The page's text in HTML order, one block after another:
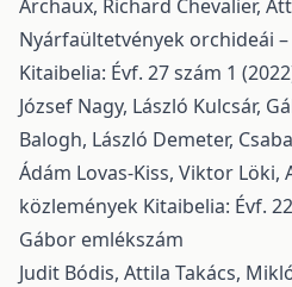
Archaux, Richard Chevalier,
Nyárfaültetvények orchideái
Kitaibelia: Évf. 27 szám 1
József Nagy, László Kulcsár,
Balogh, László Demeter,
Ádám Lovas-Kiss, Viktor Löki,
közlemények Kitaibelia: Évf.
Gábor emlékszám
Judit Bódis, Attila Takács,